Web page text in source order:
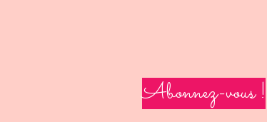
Abonnez-vous !